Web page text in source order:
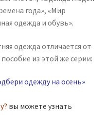
года», «Мир
одежда и обувь».
одежда отличается от
из этой же серии:
одежду на осень»
вы можете узнать